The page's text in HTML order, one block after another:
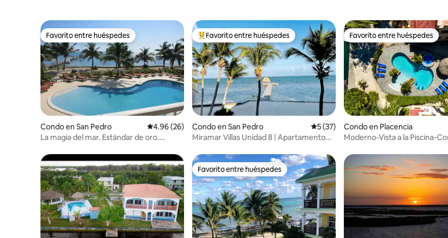
Favorito entre huéspedes
Favorito entre huéspedes
Condo en San Pedro Calificación promedio: 4.96 de 5, 26 reseñas
4.96 (26)
La magia del mar. Estándar de oro.
Favorito entre huéspedes preferido
Favorito entre huéspedes
Condo en San Pedro Calificación promedio: 5 de 5, 37
5 (37)
Miramar Villas Unidad 8 | Apartamento
Favorito entre huéspedes
Favorito entre huéspedes
Condo en Placencia
Moderno-Vista a la Piscina-
Favorito entre huéspedes
Favorito entre huéspedes